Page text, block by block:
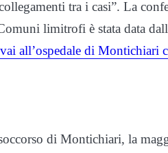
tra i casi”. La
limitrofi è stata data
all’ospedale di Montichiari
di Montichiari, la